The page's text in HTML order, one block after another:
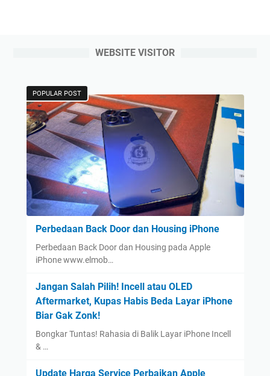
WEBSITE VISITOR
POPULAR POST
Perbedaan Back Door dan Housing iPhone
Perbedaan Back Door dan Housing pada Apple
iPhone www.elmob…
Jangan Salah Pilih! Incell atau OLED
Aftermarket, Kupas Habis Beda Layar iPhone
Biar Gak Zonk!
Bongkar Tuntas! Rahasia di Balik Layar iPhone Incell
& …
Update Harga Service Perbaikan Apple